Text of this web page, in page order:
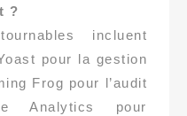
?
incluent
pour la gestion
Frog pour l’audit
Analytics pour